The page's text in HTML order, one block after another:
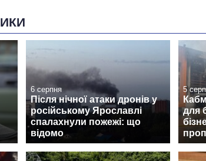
6 серпня
Після нічної атаки дронів у
російському Ярославлі
спалахнули пожежі: що
відомо
5
для